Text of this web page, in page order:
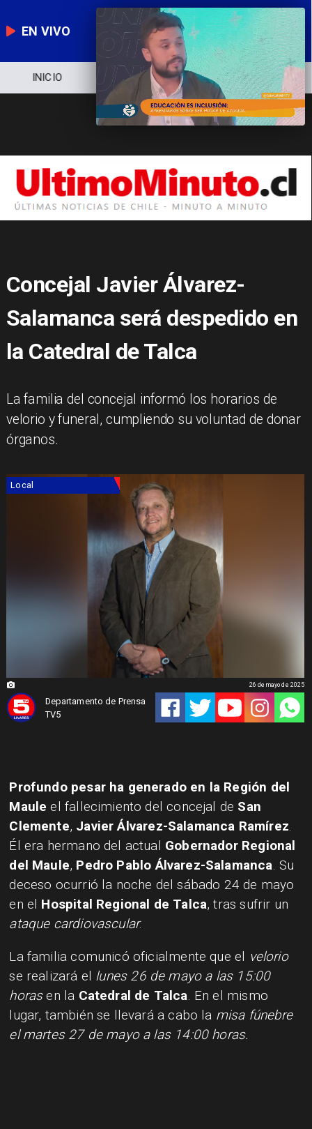
EN VIVO
NOTICIERO POLÍTICA ECONOMÍA
Concejal Javier Álvarez-
Salamanca será despedido en
la Catedral de Talca
La familia del concejal informó los horarios de
velorio y funeral, cumpliendo su voluntad de donar
órganos.
Local
Departamento de Prensa
TV5
26 de mayo de 2025
Profundo pesar ha generado en la Región del
Maule el fallecimiento del concejal de San
Clemente, Javier Álvarez-Salamanca Ramírez.
Él era hermano del actual Gobernador Regional
del Maule, Pedro Pablo Álvarez-Salamanca. Su
deceso ocurrió la noche del sábado 24 de mayo
en el Hospital Regional de Talca, tras sufrir un
ataque cardiovascular.
La familia comunicó oficialmente que el velorio
se realizará el lunes 26 de mayo a las 15:00
horasen la Catedral de Talca. En el mismo
lugar, también se llevará a cabo la misa fúnebre
el martes 27 de mayo a las 14:00 horas.